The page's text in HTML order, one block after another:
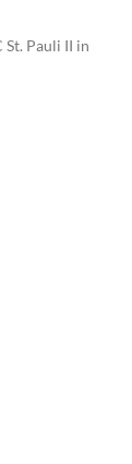
St. Pauli II in